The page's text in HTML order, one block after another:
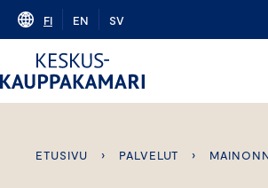
Skip
content
FI EN SV
ETUSIVU › PALVELUT ›